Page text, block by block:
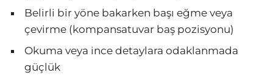
Belirli bir yöne bakarken başı eğme veya
çevirme (kompansatuvar baş pozisyonu)
Okuma veya ince detaylara odaklanmada
güçlük